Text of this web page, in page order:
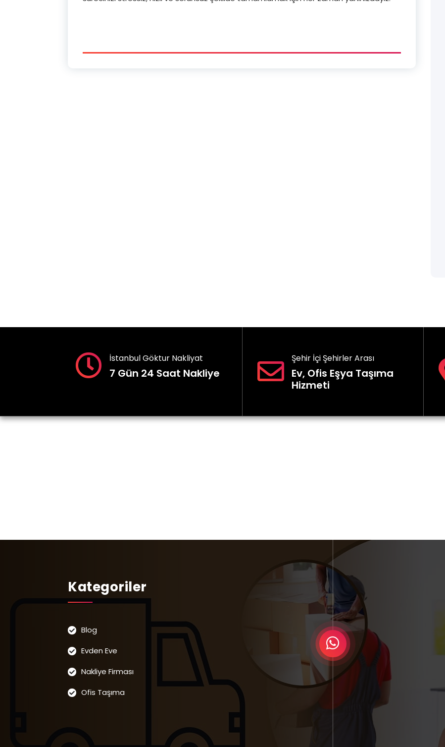
İstanbul Göktur Nakliyat
7 Gün 24 Saat Nakliye
Şehir İçi Şehirler Arası
Ev, Ofis Eşya Taşıma
Hizmeti
Kategoriler
Blog
Evden Eve
Nakliye Firması
Ofis Taşıma